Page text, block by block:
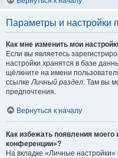
Параметры и настройки
Как мне изменить мои
Если вы являетесь
настройки хранятся в базе
щёлкните на имени
ссылкеЛичный раздел. Там вы
предпочтения.
Вернуться к началу
Как избежать появления
конференции»?
На вкладке «Личные